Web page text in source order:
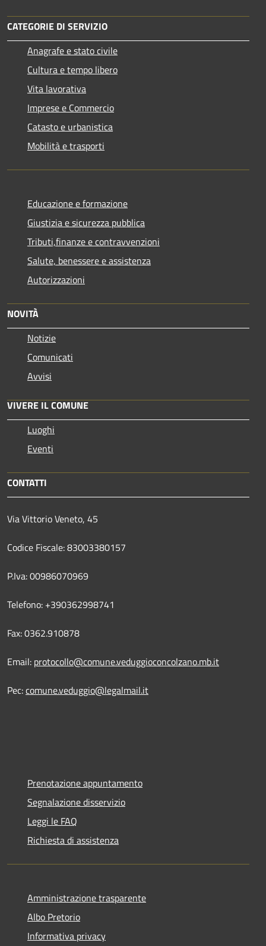
CATEGORIE DI SERVIZIO
Anagrafe e stato civile
Cultura e tempo libero
Vita lavorativa
Imprese e Commercio
Catasto e urbanistica
Mobilità e trasporti
Educazione e formazione
Giustizia e sicurezza pubblica
Tributi,finanze e contravvenzioni
Salute, benessere e assistenza
Autorizzazioni
NOVITÀ
Notizie
Comunicati
Avvisi
VIVERE IL COMUNE
Luoghi
Eventi
CONTATTI
Via Vittorio Veneto, 45
Codice Fiscale: 83003380157
P.Iva: 00986070969
Telefono: +390362998741
Fax: 0362.910878
Email: protocollo@comune.veduggioconcolzano.mb.it
Pec:comune.veduggio@legalmail.it
Prenotazione appuntamento
Segnalazione disservizio
Leggi le FAQ
Richiesta di assistenza
Amministrazione trasparente
Albo Pretorio
Informativa privacy